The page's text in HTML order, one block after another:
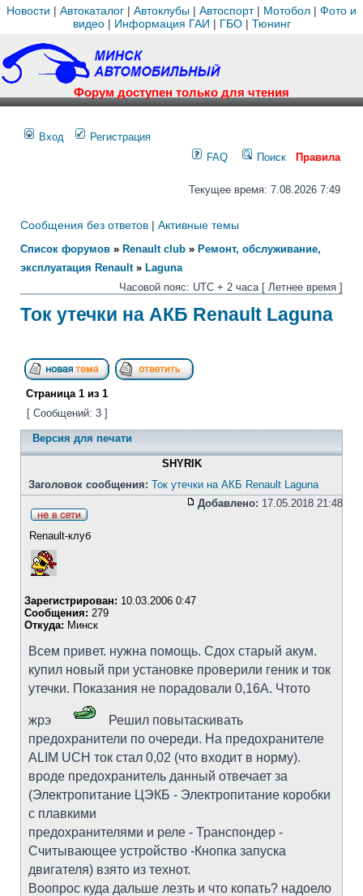
Новости | Автокаталог | Автоклубы | Автоспорт| Мотобол | Фото и
видео| Информация ГАИ | ГБО| Тюнинг
Форум доступен только для чтения
Вход
Регистрация
FAQ
Поиск Правила
Текущее время: 7.08.2026 7:49
Сообщения без ответов | Активные темы
Список форумов » Renault club » Ремонт, обслуживание,
эксплуатация Renault» Laguna
Часовой пояс: UTC + 2 часа [ Летнее время ]
Ток утечки на АКБ Renault Laguna
Страница 1 из 1
[ Сообщений: 3 ]
Версия для печати
SHYRIK
Заголовок сообщения: Ток утечки на АКБ Renault Laguna
Добавлено: 17.05.2018 21:48
Renault-клуб
Зарегистрирован: 10.03.2006 0:47
Сообщения: 279
Откуда: Минск
Всем привет. нужна помощь. Сдох старый акум.
купил новый при установке проверили геник и ток
утечки. Показания не порадовали 0,16А. Чтото
жрэ
Решил повытаскивать
предохранители по очереди. На предохранителе
ALIM UCH ток стал 0,02 (что входит в норму).
вроде предохранитель данный отвечает за
(Электропитание ЦЭКБ - Электропитание коробки
с плавкими
предохранителями и реле - Транспондер -
Считывающее устройство -Кнопка запуска
двигателя) взято из технот.
Воопрос куда дальше лезть и что копать? надоело